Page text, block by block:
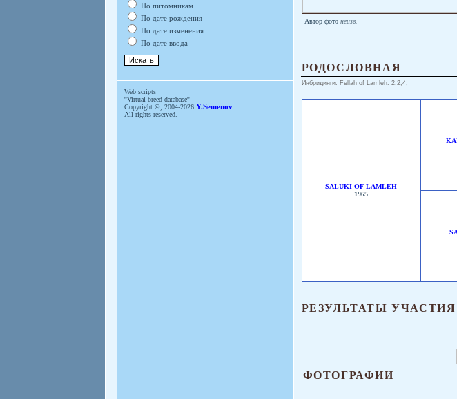
По питомникам
По дате рождения
По дате изменения
По дате ввода
Web scripts
''Virtual breed database''
Copyright ©, 2004-2026 Y.Semenov
All rights reserved.
Автор фото неизв.
РОДОСЛОВНАЯ
Инбридинги: Fellah of Lamleh: 2:2,4;
SALUKI OF LAMLEH
1965
РЕЗУЛЬТАТЫ
ФОТОГРАФИИ